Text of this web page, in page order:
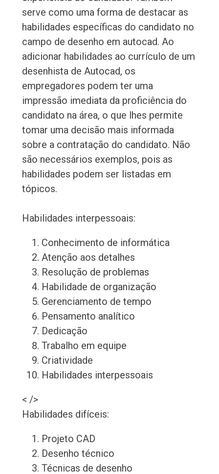
serve como uma forma de destacar as
habilidades específicas do candidato no
campo de desenho em autocad. Ao
adicionar habilidades ao currículo de um
desenhista de Autocad, os
empregadores podem ter uma
impressão imediata da proficiência do
candidato na área, o que lhes permite
tomar uma decisão mais informada
sobre a contratação do candidato. Não
são necessários exemplos, pois as
habilidades podem ser listadas em
tópicos.
Habilidades interpessoais:
Conhecimento de informática
Atenção aos detalhes
Resolução de problemas
Habilidade de organização
Gerenciamento de tempo
Pensamento analítico
Dedicação
Trabalho em equipe
Criatividade
Habilidades interpessoais
< />
Habilidades difíceis:
Projeto CAD
Desenho técnico
Técnicas de desenho